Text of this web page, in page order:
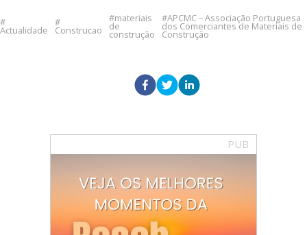
Actualidade Construcao
materiais
de
construção
APCMC – Associação Portuguesa
dos Comerciantes de Materiais de
Construção
PUB